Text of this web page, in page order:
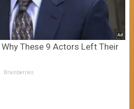
These 9 Actors Left Their
Brainberries